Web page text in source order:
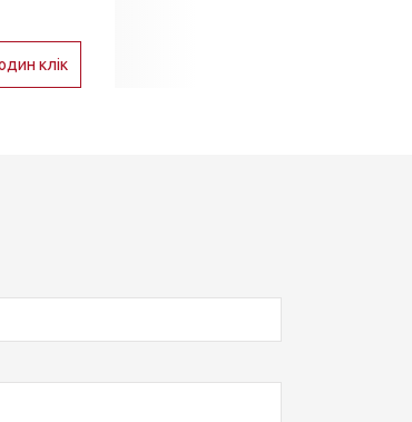
клік